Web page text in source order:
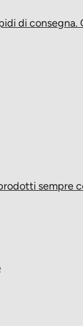
di consegna.
sempre